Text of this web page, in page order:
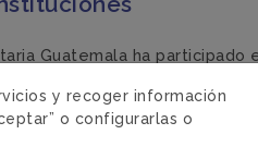
Guatemala ha
y funcionarios de
un espacio de diálogo y
y recoger información
o configurarlas o